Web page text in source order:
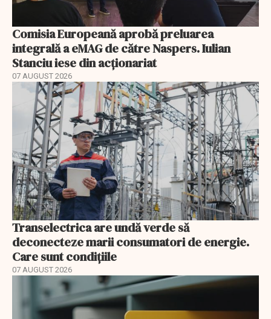
Comisia Europeană aprobă preluarea
integrală a eMAG de către Naspers. Iulian
Stanciu iese din acționariat
07 AUGUST 2026
Transelectrica are undă verde să
deconecteze marii consumatori de energie.
Care sunt condițiile
07 AUGUST 2026